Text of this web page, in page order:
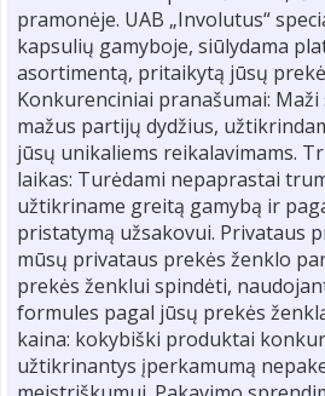
pramonėje. UAB „Involutus“
kapsulių gamyboje, siūlydama
asortimentą, pritaikytą jūsų
Konkurenciniai pranašumai:
mažus partijų dydžius,
jūsų unikaliems reikalavimams.
laikas: Turėdami nepaprastai
užtikriname greitą gamybą ir
pristatymą užsakovui. Privataus
mūsų privataus prekės ženklo
prekės ženklui spindėti,
formules pagal jūsų prekės
kaina: kokybiški produktai
užtikrinantys įperkamumą